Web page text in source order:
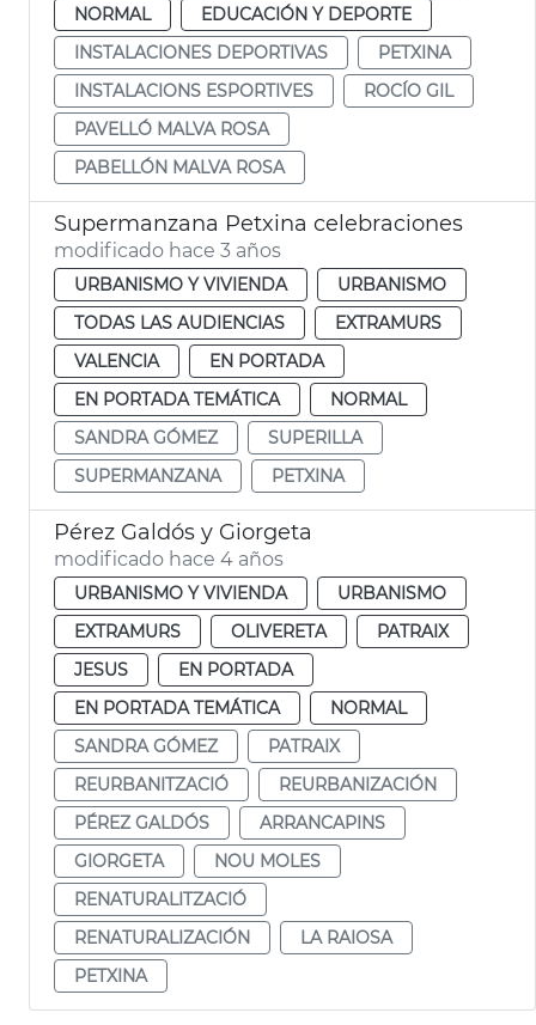
NORMAL
EDUCACIÓN Y DEPORTE
INSTALACIONES DEPORTIVAS
PETXINA
INSTALACIONS ESPORTIVES
ROCÍO GIL
PAVELLÓ MALVA ROSA
PABELLÓN MALVA ROSA
Supermanzana Petxina celebraciones
modificado hace 3 años
URBANISMO Y VIVIENDA
URBANISMO
TODAS LAS AUDIENCIAS
EXTRAMURS
VALENCIA
EN PORTADA
EN PORTADA TEMÁTICA
NORMAL
SANDRA GÓMEZ
SUPERILLA
SUPERMANZANA
PETXINA
Pérez Galdós y Giorgeta
modificado hace 4 años
URBANISMO Y VIVIENDA
URBANISMO
EXTRAMURS
OLIVERETA
PATRAIX
JESUS
EN PORTADA
EN PORTADA TEMÁTICA
NORMAL
SANDRA GÓMEZ
PATRAIX
REURBANITZACIÓ
REURBANIZACIÓN
PÉREZ GALDÓS
ARRANCAPINS
GIORGETA
NOU MOLES
RENATURALITZACIÓ
RENATURALIZACIÓN
LA RAIOSA
PETXINA